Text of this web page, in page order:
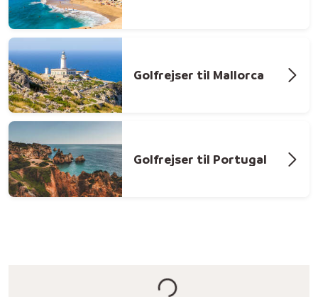
Golfrejser til Mallorca
Golfrejser til Portugal